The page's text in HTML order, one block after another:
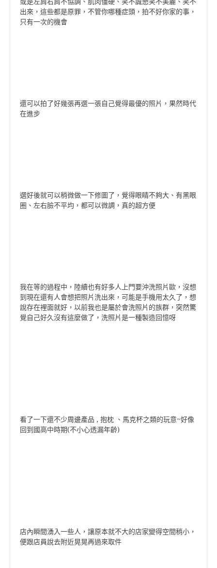
出來，這些都是原罪，不管你哪種症頭，拍不好你家的事，
只有一次的機會
還可以拍了好幾張再選一張自己覺得最優的照片，果然時代
在進步
選好後就可以稍微做一下修圖了，覺得眼睛不夠大、有黑眼
圈、左右臉不平均，都可以微調，真的超方便
我在等的過程中，陸續也有好多人上門要沖洗照片歐，沒想
到現在還有人會想把照片洗出來，可能是手機用太久了，想
說存在裡面就好，以前我也是屬於會洗照片的族群，突然驚
覺自己好久沒有這麼做了，洗照片是一種製造回憶呀
看了一下還不少周邊產品 , 抱枕 、馬克杯之類的玩意~好像
回到國高中時期(不小心透漏年齡)
店內瞬間湧入一些人，讓原本就不大的店家變得空間稍小，
便跟店員說去附近晃晃再過來取件